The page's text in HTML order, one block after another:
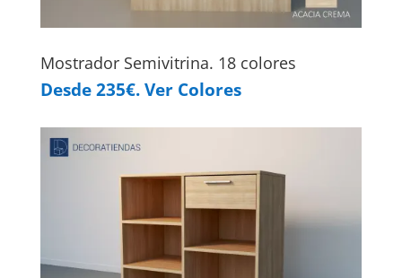
Mostrador Semivitrina. 18 colores
Desde 235€. Ver Colores